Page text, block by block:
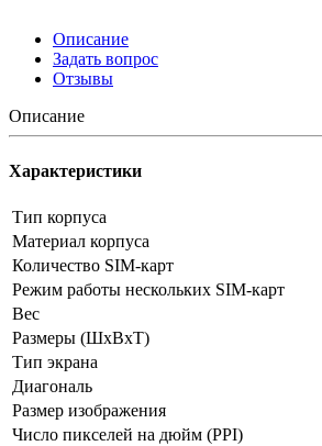
Описание
Задать вопрос
Отзывы
Описание
Характеристики
Тип корпуса
Материал корпуса
Количество SIM-карт
Режим работы нескольких SIM-карт
Вес
Размеры (ШxВxТ)
Тип экрана
Диагональ
Размер изображения
Число пикселей на дюйм (PPI)